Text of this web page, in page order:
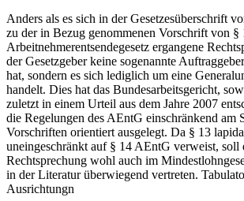
Anders als es sich in der Gesetzesüberschrift
zu der in Bezug genommenen Vorschrift von §
Arbeitnehmerentsendegesetz ergangene
der Gesetzgeber keine sogenannte
hat, sondern es sich lediglich um eine
handelt. Dies hat das Bundesarbeitsgericht,
zuletzt in einem Urteil aus dem Jahre 2007
die Regelungen des AEntG einschränkend am
Vorschriften orientiert ausgelegt. Da § 13
uneingeschränkt auf § 14 AEntG verweist, soll
Rechtsprechung wohl auch im
in der Literatur überwiegend vertreten.
Ausrichtungn